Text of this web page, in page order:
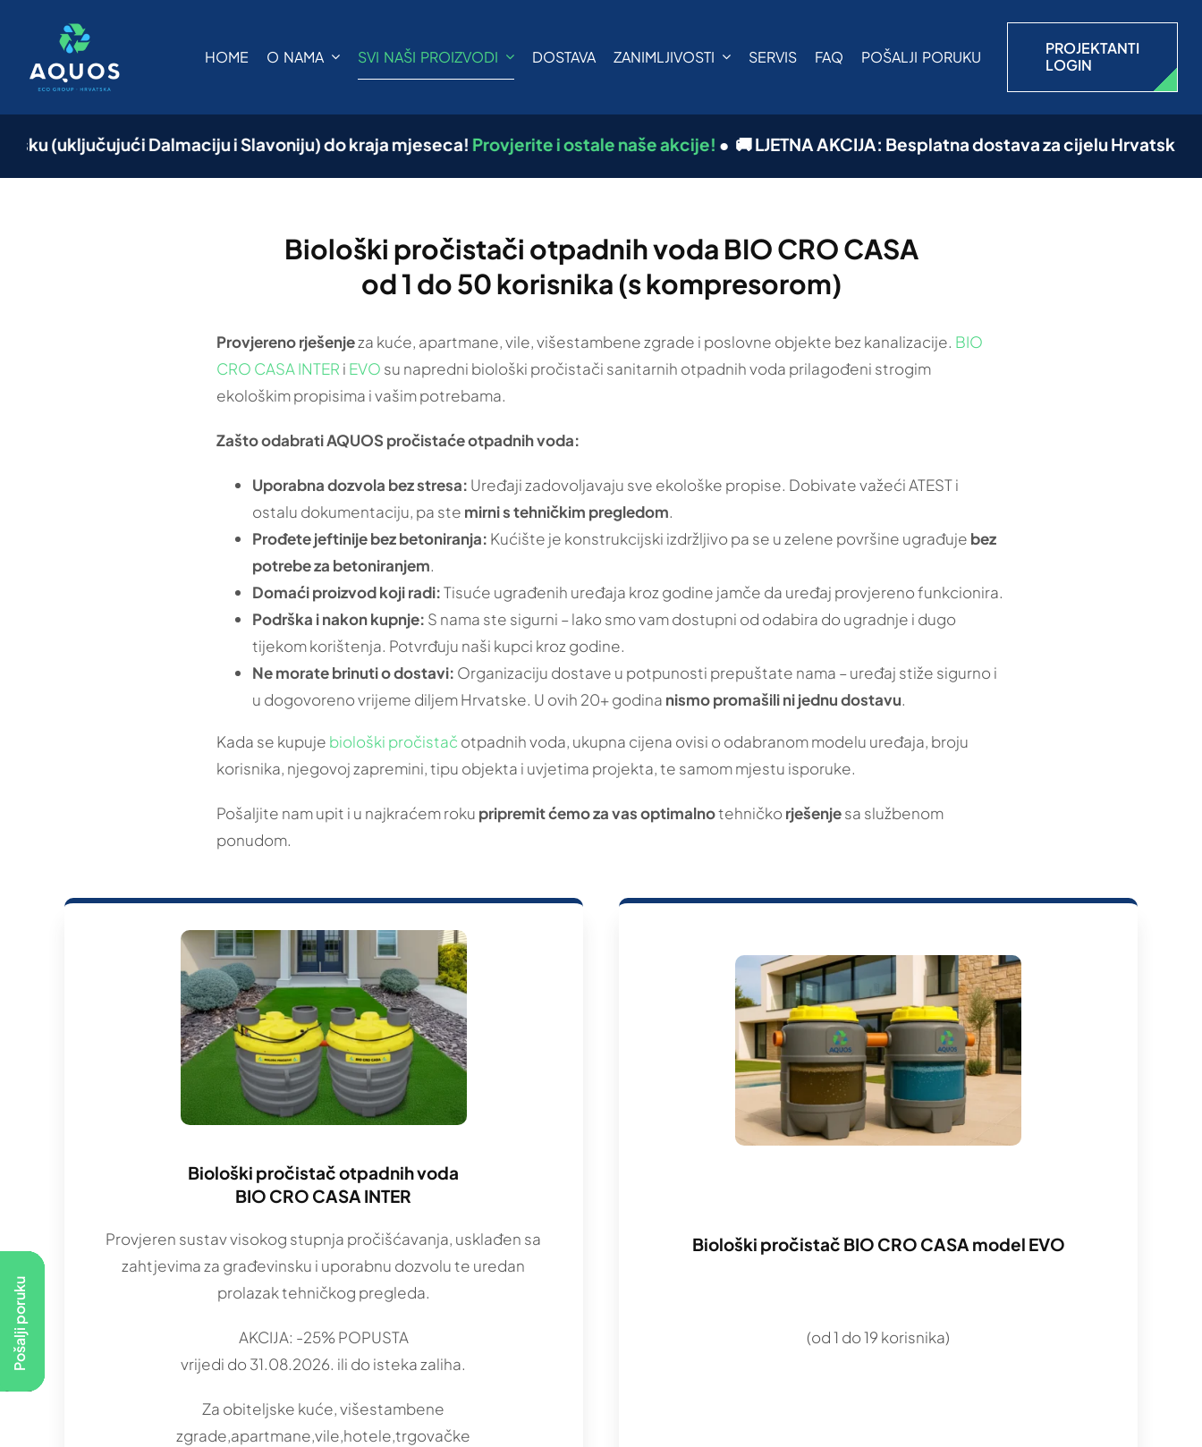
content
HOME O NAMA SVI NAŠI PROIZVODI DOSTAVA ZANIMLJIVOSTI SERVIS FAQ POŠALJI PORUKU
PROJEKTANTI
LOGIN
Dalmaciju i Slavoniju) do kraja mjeseca!Provjerite i ostale naše akcije!● 🚚 LJETNA AKCIJA: Besplatna dostava za cijelu Hrvatsku
Biološki pročistači otpadnih voda BIO CRO CASA
od 1 do 50 korisnika (s kompresorom)
Provjereno rješenjeza kuće, apartmane, vile, višestambene zgrade i poslovne objekte bez kanalizacije. BIO
CRO CASA INTER i EVO su napredni biološki pročistači sanitarnih otpadnih voda prilagođeni strogim
ekološkim propisima i vašim potrebama.
Zašto odabrati AQUOS pročistaće otpadnih voda:
Uporabna dozvola bez stresa: Uređaji zadovoljavaju sve ekološke propise. Dobivate važeći ATEST i
ostalu dokumentaciju, pa ste mirni s tehničkim pregledom.
Prođete jeftinije bez betoniranja: Kućište je konstrukcijski izdržljivo pa se u zelene površine ugrađuje bez
potrebe za betoniranjem.
Domaći proizvod koji radi:Tisuće ugrađenih uređaja kroz godine jamče da uređaj provjereno funkcionira.
Podrška i nakon kupnje: S nama ste sigurni – lako smo vam dostupni od odabira do ugradnje i dugo
tijekom korištenja. Potvrđuju naši kupci kroz godine.
Ne morate brinuti o dostavi: Organizaciju dostave u potpunosti prepuštate nama – uređaj stiže sigurno i
u dogovoreno vrijeme diljem Hrvatske. U ovih 20+ godina nismo promašili ni jednu dostavu.
Kada se kupuje biološki pročistač otpadnih voda, ukupna cijena ovisi o odabranom modelu uređaja, broju
korisnika, njegovoj zapremini, tipu objekta i uvjetima projekta, te samom mjestu isporuke.
Pošaljite nam upit i u najkraćem roku pripremit ćemo za vas optimalnotehničkorješenjesa službenom
ponudom.
Biološki pročistač otpadnih voda
BIO CRO CASA INTER
Provjeren sustav visokog stupnja pročišćavanja, usklađen sa
zahtjevima za građevinsku i uporabnu dozvolu te uredan
prolazak tehničkog pregleda.
AKCIJA: -25% POPUSTA
vrijedi do 31.08.2026. ili do isteka zaliha.
Za obiteljske kuće, višestambene
zgrade,apartmane,vile,hotele,trgovačke
Biološki pročistač BIO CRO CASA model EVO
(od 1 do 19 korisnika)
Pošalji poruku